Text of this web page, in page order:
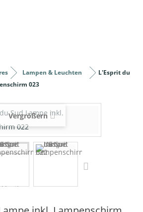
Lampen & Leuchten
L'Esprit du
023
Vergrößern